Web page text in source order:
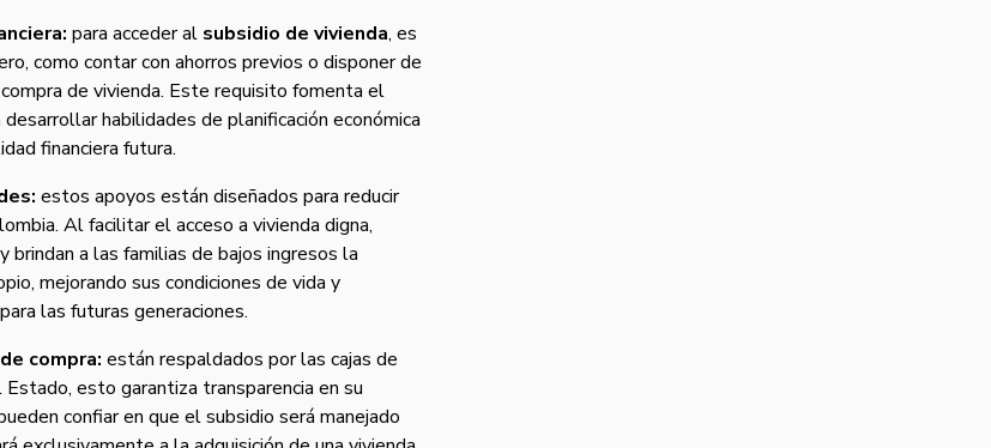
para acceder al subsidio de vivienda, es
como contar con ahorros previos o disponer de
de vivienda. Este requisito fomenta el
habilidades de planificación económica
financiera futura.
estos apoyos están diseñados para reducir
Al facilitar el acceso a vivienda digna,
a las familias de bajos ingresos la
mejorando sus condiciones de vida y
las futuras generaciones.
compra: están respaldados por las cajas de
esto garantiza transparencia en su
confiar en que el subsidio será manejado